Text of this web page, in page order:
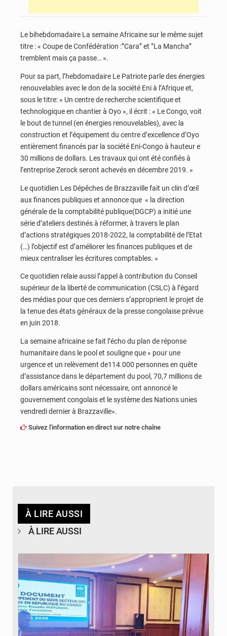
Le bihebdomadaire La semaine Africaine sur le même sujet
titre : « Coupe de Confédération :’’Cara’’ et ‘’La Mancha’’
tremblent mais ça passe… ».
Pour sa part, l’hebdomadaire Le Patriote parle des énergies
renouvelables avec le don de la société Eni à l’Afrique et,
sous le titre: « Un centre de recherche scientifique et
technologique en chantier à Oyo », il écrit : « Le Congo, voit
le bout de tunnel (en énergies renouvelables), avec la
construction et l’équipement du centre d’excellence d’Oyo
entièrement financés par la société Eni-Congo à hauteur e
30 millions de dollars. Les travaux qui ont été confiés à
l’entreprise Zerock seront achevés en décembre 2019. »
Le quotidien Les Dépêches de Brazzaville fait un clin d’œil
aux finances publiques et annonce que « la direction
générale de la comptabilité publique(DGCP) a initié une
série d’ateliers destinés à réformer, à travers le plan
d’actions stratégiques 2018-2022, la comptabilité de l’Etat
(…) l’objectif est d’améliorer les finances publiques et de
mieux centraliser les écritures comptables. »
Ce quotidien relaie aussi l’appel à contribution du Conseil
supérieur de la liberté de communication (CSLC) à l’égard
des médias pour que ces derniers s’approprient le projet de
la tenue des états généraux de la presse congolaise prévue
en juin 2018.
La semaine africaine se fait l’écho du plan de réponse
humanitaire dans le pool et souligne que « pour une
urgence et un relèvement de114.000 personnes en quête
d’assistance dans le département du pool, 70,7 millions de
dollars américains sont nécessaire, ont annoncé le
gouvernement congolais et le système des Nations unies
vendredi dernier à Brazzaville».
Suivez l'information en direct sur notre chaîne
À LIRE AUSSI
À LIRE AUSSI